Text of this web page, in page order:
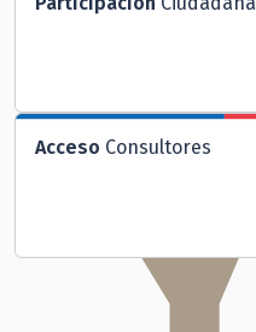
Acceso Consultores